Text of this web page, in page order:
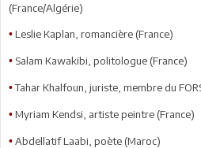
(France/Algérie)
• Leslie Kaplan, romancière (France)
• Salam Kawakibi, politologue (France)
•Tahar Khalfoun, juriste, membre du
• Myriam Kendsi, artiste peintre (France)
• Abdellatif Laabi, poète (Maroc)